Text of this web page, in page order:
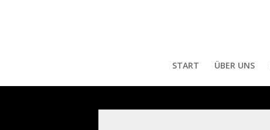
START ÜBER UNS